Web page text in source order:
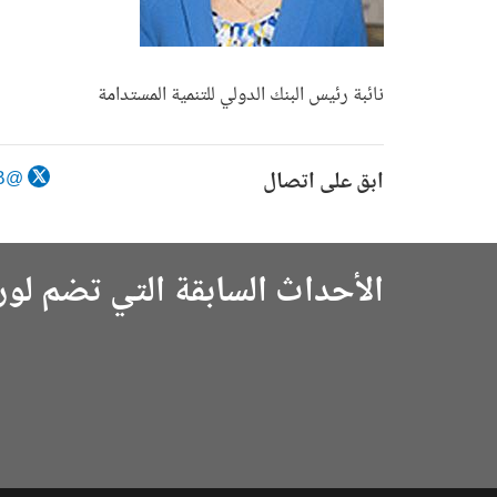
نائبة رئيس البنك الدولي للتنمية المستدامة
ابق على اتصال @LauraTuck_WB
الأحداث السابقة التي تضم